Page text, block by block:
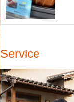
Service